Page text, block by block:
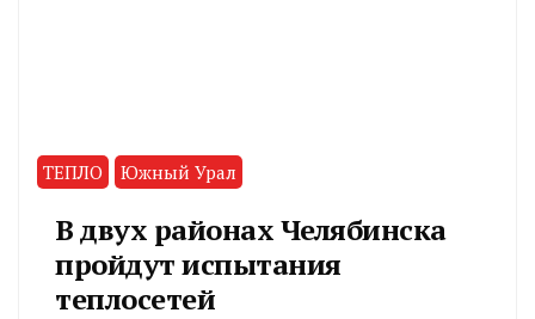
ТЕПЛО Южный Урал
В двух районах Челябинска
пройдут испытания
теплосетей